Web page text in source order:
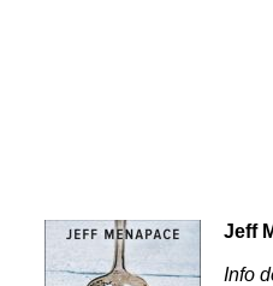
Jeff
Info